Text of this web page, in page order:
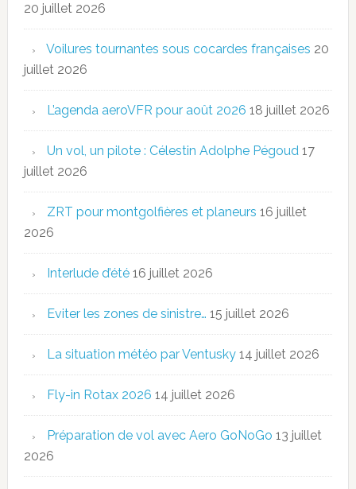
20 juillet 2026
Voilures tournantes sous cocardes françaises 20
juillet 2026
L’agenda aeroVFR pour août 2026 18 juillet 2026
Un vol, un pilote : Célestin Adolphe Pégoud 17
juillet 2026
ZRT pour montgolfières et planeurs 16 juillet
2026
Interlude d’été 16 juillet 2026
Eviter les zones de sinistre… 15 juillet 2026
La situation météo par Ventusky 14 juillet 2026
Fly-in Rotax 2026 14 juillet 2026
Préparation de vol avec Aero GoNoGo 13 juillet
2026